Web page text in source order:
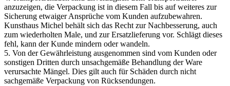
anzuzeigen, die Verpackung ist in diesem Fall bis auf weiteres zur
Sicherung etwaiger Ansprüche vom Kunden aufzubewahren.
Kunsthaus Michel behält sich das Recht zur Nachbesserung, auch
zum wiederholten Male, und zur Ersatzlieferung vor. Schlägt dieses
fehl, kann der Kunde mindern oder wandeln.
5. Von der Gewährleistung ausgenommen sind vom Kunden oder
sonstigen Dritten durch unsachgemäße Behandlung der Ware
verursachte Mängel. Dies gilt auch für Schäden durch nicht
sachgemäße Verpackung von Rücksendungen.